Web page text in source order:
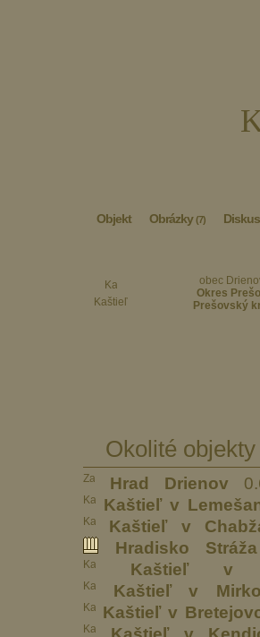
Objekt Obrázky(7)
Kaštieľ
obec
Okres
Prešovský
Okolité objekty
Hrad Drienov
Kaštieľ v
Kaštieľ v
Hradisko Stráža
Kaštieľ v
Kaštieľ v
Kaštieľ v